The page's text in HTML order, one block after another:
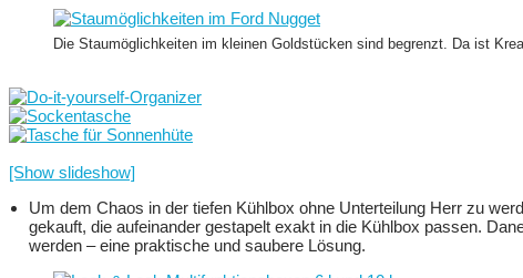
Die Staumöglichkeiten im kleinen Goldstücken sind begrenzt. Da ist
[Show slideshow]
Um dem Chaos in der tiefen Kühlbox ohne Unterteilung Herr zu
gekauft, die aufeinander gestapelt exakt in die Kühlbox passen.
werden – eine praktische und saubere Lösung.